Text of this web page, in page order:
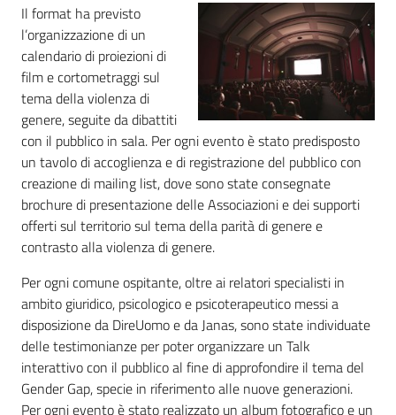
Il format ha previsto
l’organizzazione di un
calendario di proiezioni di
film e cortometraggi sul
tema della violenza di
genere, seguite da dibattiti
con il pubblico in sala. Per ogni evento è stato predisposto
un tavolo di accoglienza e di registrazione del pubblico con
creazione di mailing list, dove sono state consegnate
brochure di presentazione delle Associazioni e dei supporti
offerti sul territorio sul tema della parità di genere e
contrasto alla violenza di genere.
Per ogni comune ospitante, oltre ai relatori specialisti in
ambito giuridico, psicologico e psicoterapeutico messi a
disposizione da DireUomo e da Janas, sono state individuate
delle testimonianze per poter organizzare un Talk
interattivo con il pubblico al fine di approfondire il tema del
Gender Gap, specie in riferimento alle nuove generazioni.
Per ogni evento è stato realizzato un album fotografico e un